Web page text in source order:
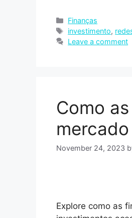
Finanças
investimento,
Leave a comment
Como
November 24, 2023
Explore como as